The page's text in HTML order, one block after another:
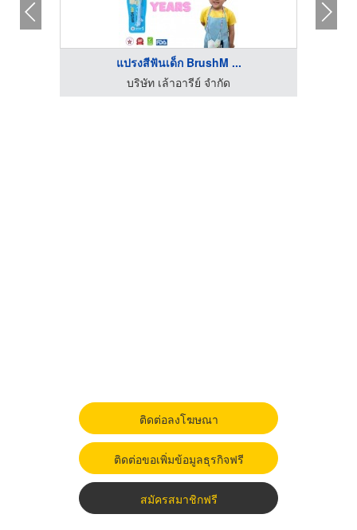
แปรงสีฟันเด็ก BrushM ...
บริษัท เล้าอารีย์ จำกัด
ติดต่อลงโฆษณา
ติดต่อขอเพิ่มข้อมูลธุรกิจฟรี
สมัครสมาชิกฟรี